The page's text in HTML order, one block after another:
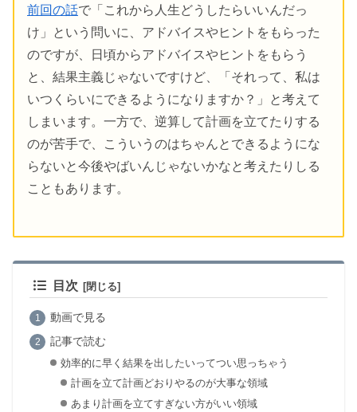
前回の話で「これから人生どうしたらいいんだっ
け」という問いに、アドバイスやヒントをもらった
のですが、日頃からアドバイスやヒントをもらう
と、結果主義じゃないですけど、「それって、私は
いつくらいにできるようになりますか？」と考えて
しまいます。一方で、逆算して計画を立てたりする
のが苦手で、こういうのはちゃんとできるようにな
らないと今後やばいんじゃないかなと考えたりしる
こともあります。
目次
動画で見る
記事で読む
効率的に早く結果を出したいってつい思っちゃう
計画を立て計画どおりやるのが大事な領域
あまり計画を立てすぎない方がいい領域